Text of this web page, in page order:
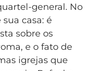
general. No
casa: é
sobre os
e o fato de
igrejas que